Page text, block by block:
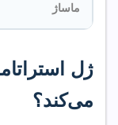
ماساژ
ژل
می‌کند؟